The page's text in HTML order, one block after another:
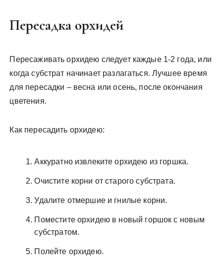
Пересадка орхидей
Пересаживать орхидею следует каждые 1-2 года, или
когда субстрат начинает разлагаться. Лучшее время
для пересадки – весна или осень, после окончания
цветения.
Как пересадить орхидею:
Аккуратно извлеките орхидею из горшка.
Очистите корни от старого субстрата.
Удалите отмершие и гнилые корни.
Поместите орхидею в новый горшок с новым
субстратом.
Полейте орхидею.